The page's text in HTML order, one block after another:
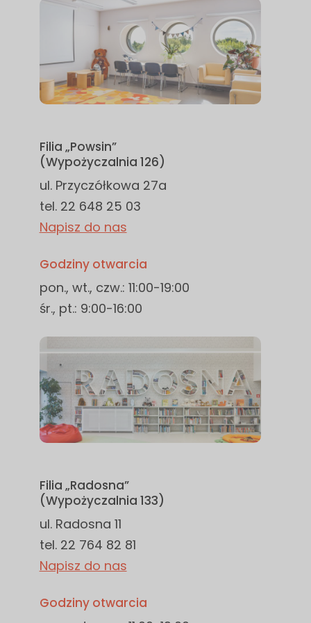
Filia „Powsin”
(Wypożyczalnia 126)
ul. Przyczółkowa 27a
tel. 22 648 25 03
Napisz do nas
Godziny otwarcia
pon., wt., czw.: 11:00-19:00
śr., pt.: 9:00-16:00
Filia „Radosna”
(Wypożyczalnia 133)
ul. Radosna 11
tel. 22 764 82 81
Napisz do nas
Godziny otwarcia